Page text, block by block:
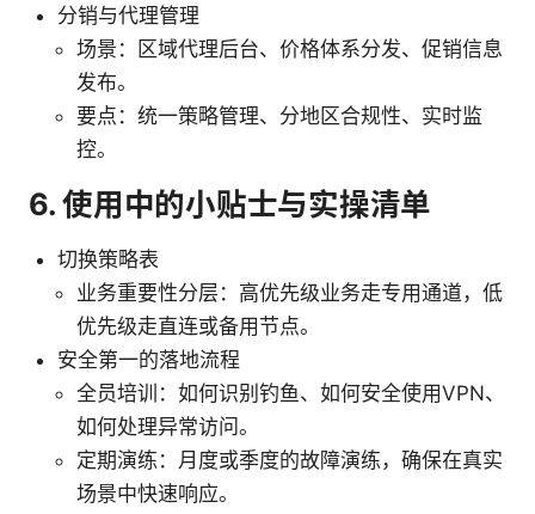
分销与代理管理
场景：区域代理后台、价格体系分发、促销信息
发布。
要点：统一策略管理、分地区合规性、实时监
控。
6. 使用中的小贴士与实操清单
切换策略表
业务重要性分层：高优先级业务走专用通道，低
优先级走直连或备用节点。
安全第一的落地流程
全员培训：如何识别钓鱼、如何安全使用VPN、
如何处理异常访问。
定期演练：月度或季度的故障演练，确保在真实
场景中快速响应。